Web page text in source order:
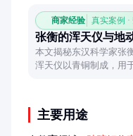
商家经验 真实案例
张衡的浑天仪与地
本文揭秘东汉科学家张
浑天仪以青铜制成，用
主要用途